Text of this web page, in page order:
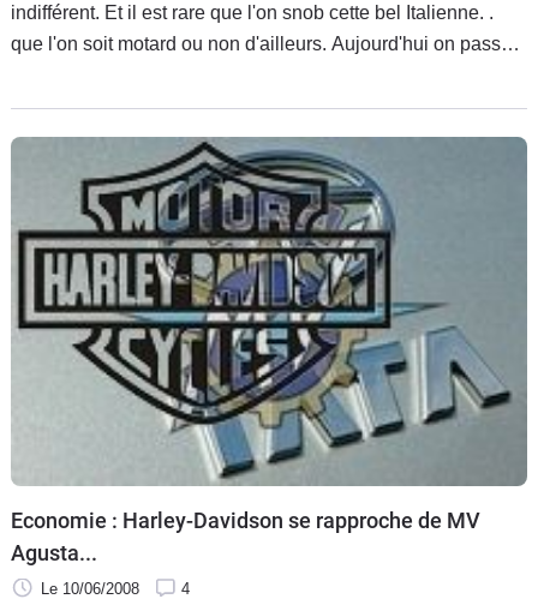
indifférent. Et il est rare que l'on snob cette bel Italienne. .
que l'on soit motard ou non d'ailleurs. Aujourd'hui on passe
puisque vous avez là, sous les yeux, un modèle (unique au
monde) dont toutes les parties du carénage sont recouvertes
de feuilles d'or.
Economie : Harley-Davidson se rapproche de MV
Agusta...
Le 10/06/2008 4